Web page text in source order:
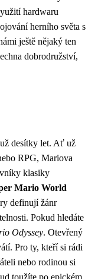
hardwaru
herního světa s
ještě nějaký ten
dobrodružství,
desítky let. Ať už
RPG, Mariova
klasiky
Mario World
definují žánr
Pokud hledáte
Odyssey. Otevřený
Pro ty, kteří si rádi
nebo rodinou si
toužíte po epickém